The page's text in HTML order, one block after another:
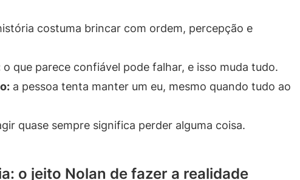
costuma brincar com ordem, percepção e
o que parece confiável pode falhar, e isso muda tudo.
a pessoa tenta manter um eu, mesmo quando tudo ao
quase sempre significa perder alguma coisa.
o jeito Nolan de fazer a realidade